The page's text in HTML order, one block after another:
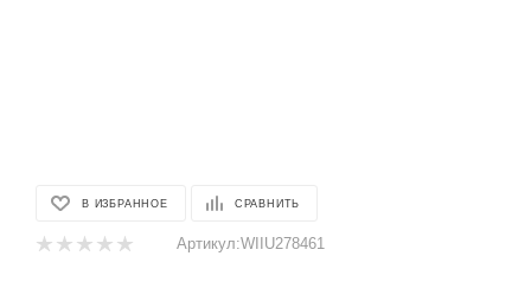
В ИЗБРАННОЕ СРАВНИТЬ
Артикул:WIIU278461